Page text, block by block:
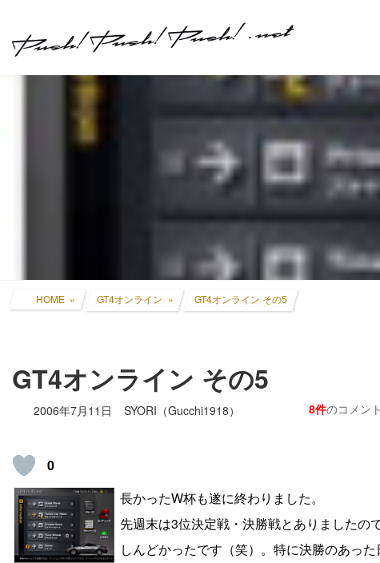
HOME GT4オンライン GT4オンライン その5
GT4オンライン その5
2006年7月11日 SYORI（Gucchi1918） 8件のコメント
0
長かったW杯も遂に終わりました。
先週末は3位決定戦・決勝戦とありましたの
しんどかったです（笑）。特に決勝のあっ